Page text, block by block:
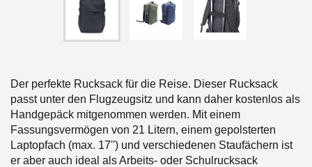
Der perfekte Rucksack für die Reise. Dieser Rucksack
passt unter den Flugzeugsitz und kann daher kostenlos als
Handgepäck mitgenommen werden. Mit einem
Fassungsvermögen von 21 Litern, einem gepolsterten
Laptopfach (max. 17'') und verschiedenen Staufächern ist
er aber auch ideal als Arbeits- oder Schulrucksack